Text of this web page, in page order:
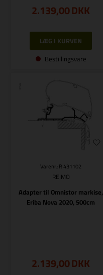
2.139,00DKK
Bestillingsvare
Varenr.: R 431102
REIMO
Adapter til Omnistor markise,
Eriba Nova 2020, 500cm
2.139,00DKK